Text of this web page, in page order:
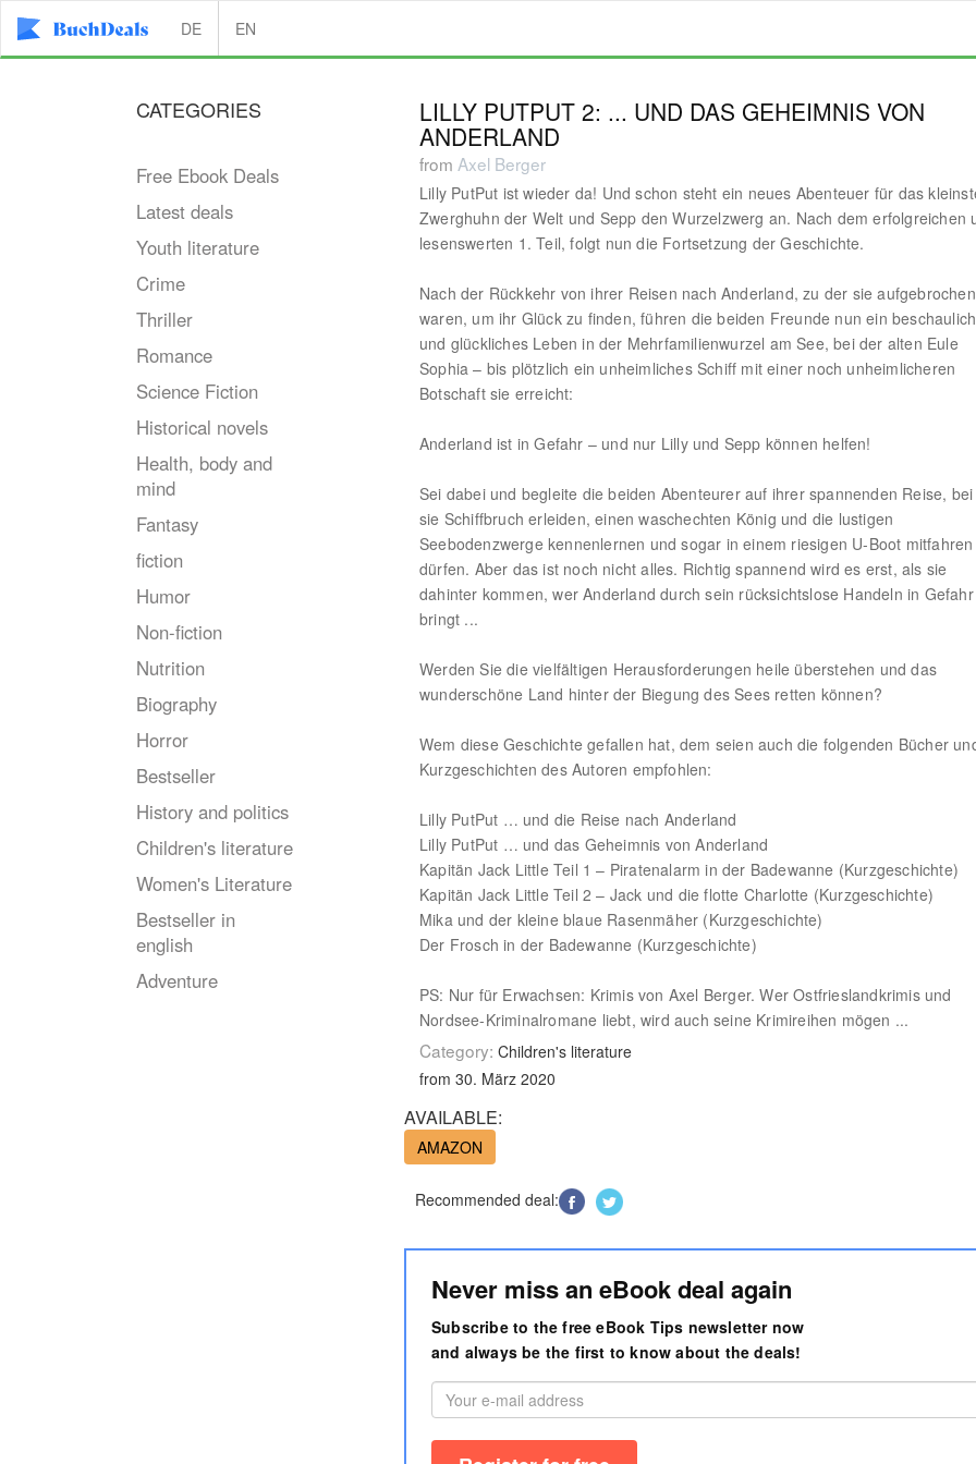
DE EN
CATEGORIES
Free Ebook Deals
Latest deals
Youth literature
Crime
Thriller
Romance
Science Fiction
Historical novels
Health, body and
mind
Fantasy
fiction
Humor
Non-fiction
Nutrition
Biography
Horror
Bestseller
History and politics
Children's literature
Women's Literature
Bestseller in
english
Adventure
LILLY PUTPUT 2: ... UND DAS GEHEIMNIS VON
ANDERLAND
from Axel Berger
Lilly PutPut ist wieder da! Und schon steht ein neues Abenteuer für das
Zwerghuhn der Welt und Sepp den Wurzelzwerg an. Nach dem erfolgreichen
lesenswerten 1. Teil, folgt nun die Fortsetzung der Geschichte.
Nach der Rückkehr von ihrer Reisen nach Anderland, zu der sie aufgebrochen
waren, um ihr Glück zu finden, führen die beiden Freunde nun ein
und glückliches Leben in der Mehrfamilienwurzel am See, bei der alten Eule
Sophia – bis plötzlich ein unheimliches Schiff mit einer noch unheimlicheren
Botschaft sie erreicht:
Anderland ist in Gefahr – und nur Lilly und Sepp können helfen!
Sei dabei und begleite die beiden Abenteurer auf ihrer spannenden Reise,
sie Schiffbruch erleiden, einen waschechten König und die lustigen
Seebodenzwerge kennenlernen und sogar in einem riesigen U-Boot mitfahren
dürfen. Aber das ist noch nicht alles. Richtig spannend wird es erst, als sie
dahinter kommen, wer Anderland durch sein rücksichtslose Handeln in Gefahr
bringt ...
Werden Sie die vielfältigen Herausforderungen heile überstehen und das
wunderschöne Land hinter der Biegung des Sees retten können?
Wem diese Geschichte gefallen hat, dem seien auch die folgenden Bücher
Kurzgeschichten des Autoren empfohlen:
Lilly PutPut … und die Reise nach Anderland
Lilly PutPut … und das Geheimnis von Anderland
Kapitän Jack Little Teil 1 – Piratenalarm in der Badewanne (Kurzgeschichte)
Kapitän Jack Little Teil 2 – Jack und die flotte Charlotte (Kurzgeschichte)
Mika und der kleine blaue Rasenmäher (Kurzgeschichte)
Der Frosch in der Badewanne (Kurzgeschichte)
PS: Nur für Erwachsen: Krimis von Axel Berger. Wer Ostfrieslandkrimis und
Nordsee-Kriminalromane liebt, wird auch seine Krimireihen mögen ...
Category: Children's literature
from 30. März 2020
AVAILABLE:
AMAZON
Recommended deal:
Never miss an eBook deal again
Subscribe to the free eBook Tips newsletter now
and always be the first to know about the deals!